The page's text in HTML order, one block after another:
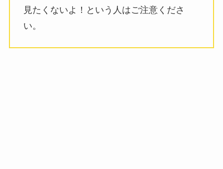
見たくないよ！という人はご注意くださ
い。